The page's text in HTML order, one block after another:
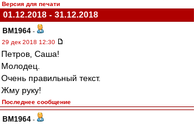
Версия для печати
01.12.2018 - 31.12.2018
BM1964 -
29 дек 2018 12:30
Петров, Саша!
Молодец.
Очень правильный текст.
Жму руку!
Последнее сообщение
BM1964 -